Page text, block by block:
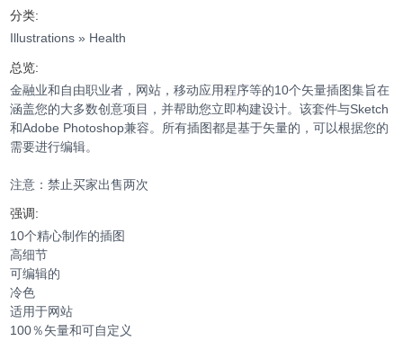
分类:
Illustrations » Health
总览:
金融业和自由职业者，网站，移动应用程序等的10个矢量插图集旨在
涵盖您的大多数创意项目，并帮助您立即构建设计。该套件与Sketch
和Adobe Photoshop兼容。所有插图都是基于矢量的，可以根据您的
需要进行编辑。
注意：禁止买家出售两次
强调:
10个精心制作的插图
高细节
可编辑的
冷色
适用于网站
100％矢量和可自定义